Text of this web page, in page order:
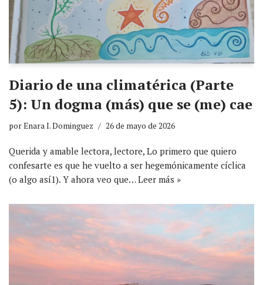
Diario de una climatérica (Parte
5): Un dogma (más) que se (me) cae
porEnara I. Dominguez 26 de mayo de 2026
Querida y amable lectora, lectore, Lo primero que quiero
confesarte es que he vuelto a ser hegemónicamente cíclica
(o algo así1). Y ahora veo que…Leer más »